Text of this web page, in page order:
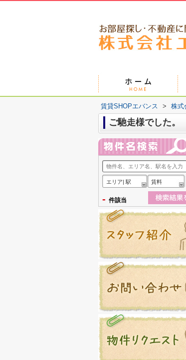
賃貸SHOPエバンス > 株式
ご馳走様でした。
エリア| 駅 賃料
- 件該当